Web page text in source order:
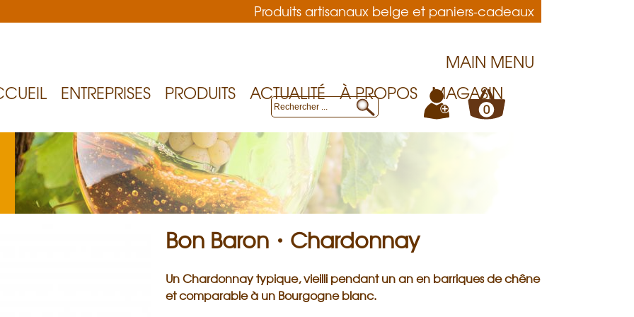
Produits artisanaux belge et paniers-cadeaux
MAIN MENU
ENTREPRISES PRODUITS ACTUALITÉ À PROPOS MAGASIN
+
0
Bon Baron・Chardonnay
Un Chardonnay typique, vieilli pendant un an en barriques de chêne
et comparable à un Bourgogne blanc.